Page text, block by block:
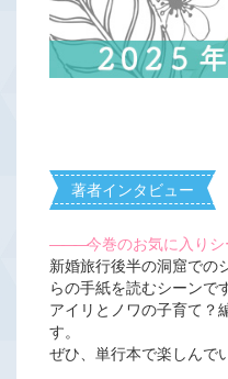
著者インタビュー
―――今巻のお気に入り
新婚旅行後半の洞窟での
らの手紙を読むシーンで
アイリとノワの子育て？
す。
ぜひ、単行本で楽しんで